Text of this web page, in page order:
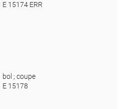
E 15174 ERR
bol ; coupe
E 15178